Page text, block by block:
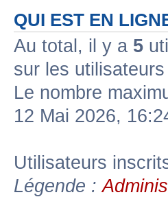
QUI EST EN
Au total, il y a 5
sur les
Le nombre
12 Mai 2026,
Utilisateurs
Légende :